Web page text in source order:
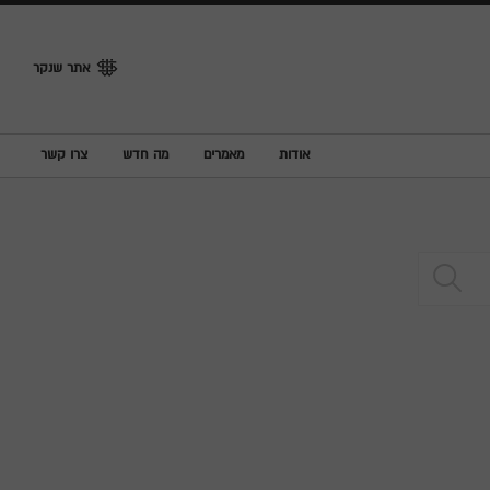
אתר שנקר
אודות מאמרים מה חדש צרו קשר